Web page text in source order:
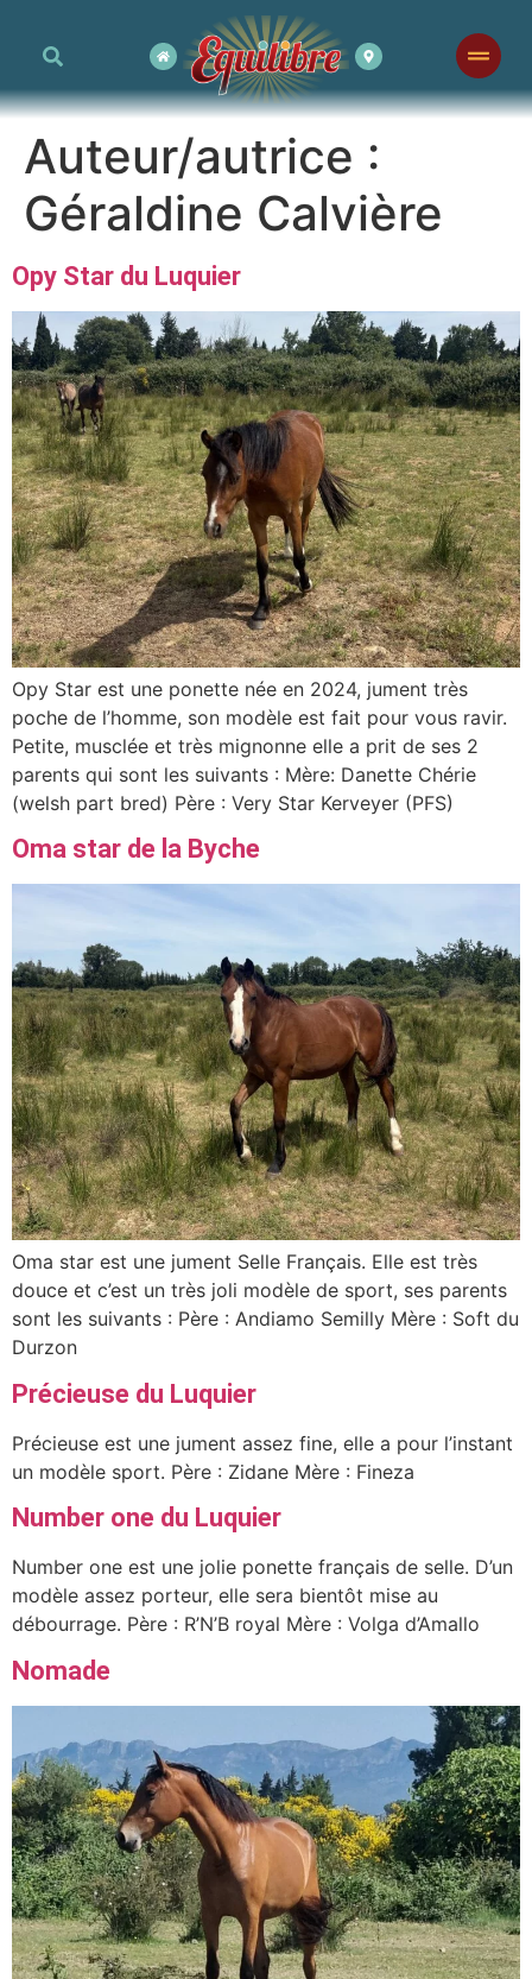
Auteur/autrice :
Géraldine Calvière
Opy Star du Luquier
Opy Star est une ponette née en 2024, jument très
poche de l’homme, son modèle est fait pour vous ravir.
Petite, musclée et très mignonne elle a prit de ses 2
parents qui sont les suivants : Mère: Danette Chérie
(welsh part bred) Père : Very Star Kerveyer (PFS)
Oma star de la Byche
Oma star est une jument Selle Français. Elle est très
douce et c’est un très joli modèle de sport, ses parents
sont les suivants : Père : Andiamo Semilly Mère : Soft du
Durzon
Précieuse du Luquier
Précieuse est une jument assez fine, elle a pour l’instant
un modèle sport. Père : Zidane Mère : Fineza
Number one du Luquier
Number one est une jolie ponette français de selle. D’un
modèle assez porteur, elle sera bientôt mise au
débourrage. Père : R’N’B royal Mère : Volga d’Amallo
Nomade